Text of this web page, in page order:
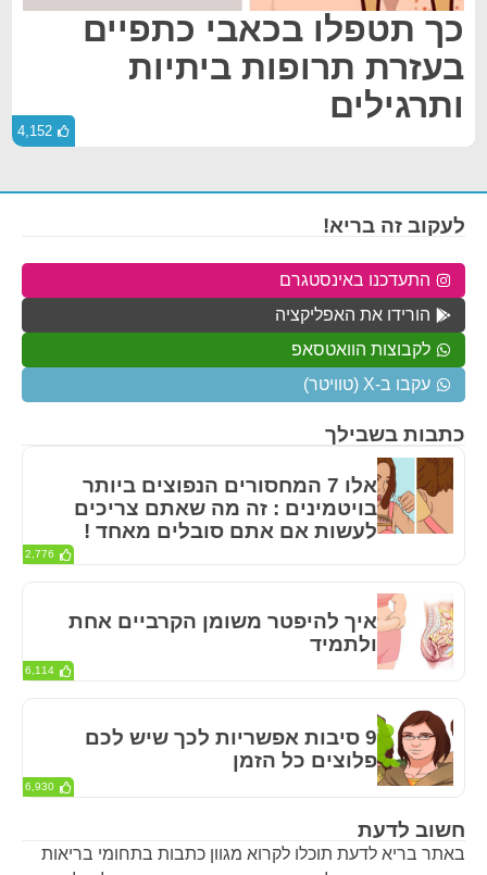
כך תטפלו בכאבי כתפיים
בעזרת תרופות ביתיות
ותרגילים
4,152
חשוב לדעת
באתר בריא לדעת תוכלו לקרוא מגוון כתבות בתחומי בריאות
כתבות בשבילך
אלו 7 המחסורים הנפוצים ביותר
בויטמינים : זה מה שאתם צריכים
לעשות אם אתם סובלים מאחד !
2,776
איך להיפטר משומן הקרביים אחת
ולתמיד
6,114
9 סיבות אפשריות לכך שיש לכם
פלוצים כל הזמן
6,930
לעקוב זה בריא!
התעדכנו באינסטגרם
הורידו את האפליקציה
לקבוצות הוואטסאפ
עקבו ב-X (טוויטר)